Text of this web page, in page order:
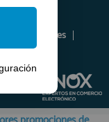
de Cookies